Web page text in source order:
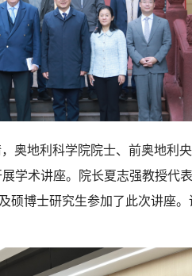
奥地利科学院院士、前奥地利
学术讲座。院长夏志强教授代
硕博士研究生参加了此次讲座